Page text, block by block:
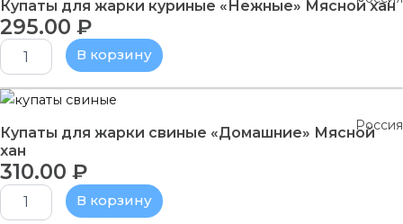
Купаты для жарки куриные «Нежные» Мясной хан
295.00 ₽
Купаты
для
жарки
куриные
"Нежные"
Мясной
В корзину
Россия
Купаты для жарки свиные «Домашние» Мясной
хан
310.00 ₽
Количество
Купаты
для
жарки
свиные
"Домашние"В корзину